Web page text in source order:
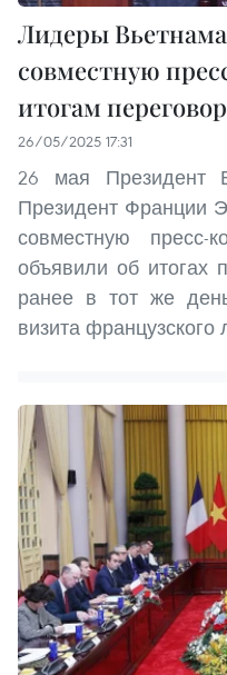
Лидеры
совместную
итогам
26/05/2025 17:31
26 мая Президент
Президент Франции
совместную пресс-
объявили об итогах
ранее в тот же
визита